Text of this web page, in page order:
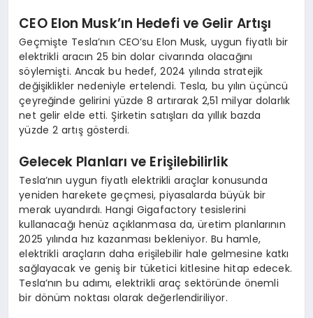
CEO Elon Musk’ın Hedefi ve Gelir Artışı
Geçmişte Tesla’nın CEO’su Elon Musk, uygun fiyatlı bir
elektrikli aracın 25 bin dolar civarında olacağını
söylemişti. Ancak bu hedef, 2024 yılında stratejik
değişiklikler nedeniyle ertelendi. Tesla, bu yılın üçüncü
çeyreğinde gelirini yüzde 8 artırarak 2,51 milyar dolarlık
net gelir elde etti. Şirketin satışları da yıllık bazda
yüzde 2 artış gösterdi.
Gelecek Planları ve Erişilebilirlik
Tesla’nın uygun fiyatlı elektrikli araçlar konusunda
yeniden harekete geçmesi, piyasalarda büyük bir
merak uyandırdı. Hangi Gigafactory tesislerini
kullanacağı henüz açıklanmasa da, üretim planlarının
2025 yılında hız kazanması bekleniyor. Bu hamle,
elektrikli araçların daha erişilebilir hale gelmesine katkı
sağlayacak ve geniş bir tüketici kitlesine hitap edecek.
Tesla’nın bu adımı, elektrikli araç sektöründe önemli
bir dönüm noktası olarak değerlendiriliyor.